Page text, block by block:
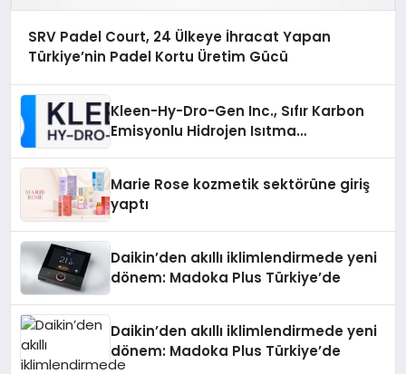
SRV Padel Court, 24 Ülkeye İhracat Yapan
Türkiye’nin Padel Kortu Üretim Gücü
Kleen-Hy-Dro-Gen Inc., Sıfır Karbon
Emisyonlu Hidrojen Isıtma
Marie Rose kozmetik sektörüne giriş
yaptı
Daikin’den akıllı iklimlendirmede yeni
dönem: Madoka Plus Türkiye’de
Daikin’den akıllı iklimlendirmede yeni
dönem: Madoka Plus Türkiye’de